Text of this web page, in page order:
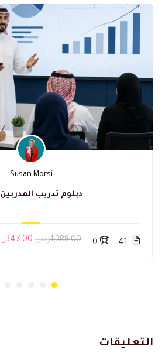
Susan Morsi
دبلوم تدريب المدربين TOT
41
0 1,388.00ر.س 347.00ر.س
التعليقات